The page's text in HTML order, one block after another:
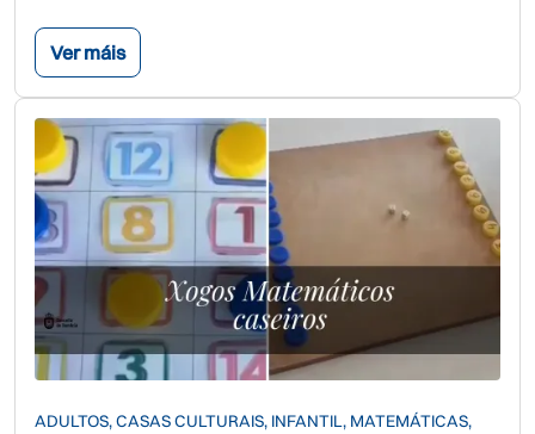
Ver máis
ADULTOS, CASAS CULTURAIS, INFANTIL, MATEMÁTICAS,